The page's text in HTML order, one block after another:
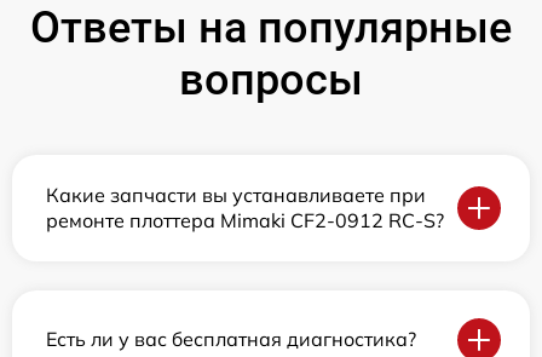
Ответы на популярные
вопросы
Какие запчасти вы устанавливаете при
ремонте плоттера Mimaki CF2-0912 RC-S?
Есть ли у вас бесплатная диагностика?